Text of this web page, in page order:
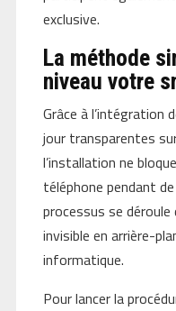
exclusive.
La méthode
niveau votre
Grâce à l’intégration
jour transparentes
l’installation ne
téléphone pendant
processus se
invisible en arrière-
informatique.
Pour lancer la